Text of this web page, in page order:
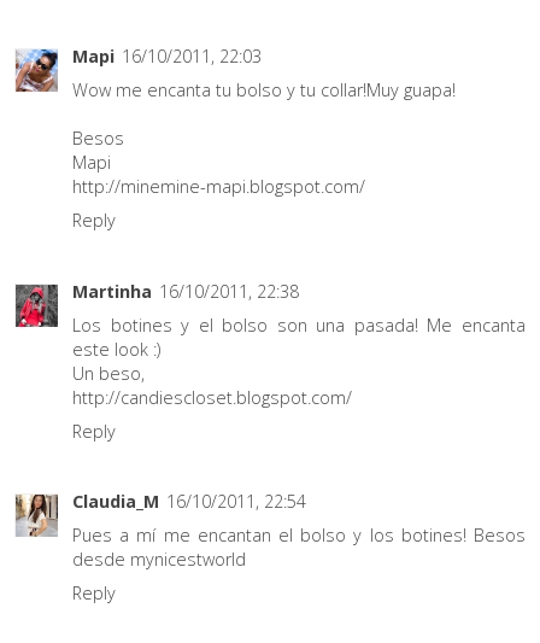
Mapi 16/10/2011, 22:03
Wow me encanta tu bolso y tu collar!Muy guapa!
Besos
Mapi
http://minemine-mapi.blogspot.com/
Reply
Martinha 16/10/2011, 22:38
Los botines y el bolso son una pasada! Me encanta
este look :)
Un beso,
http://candiescloset.blogspot.com/
Reply
Claudia_M 16/10/2011, 22:54
Pues a mí me encantan el bolso y los botines! Besos
desde mynicestworld
Reply